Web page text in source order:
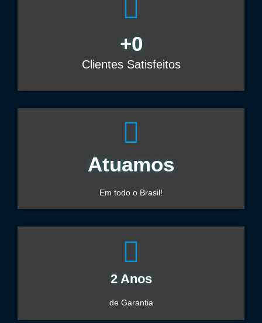
Clientes Satisfeitos
+0
Atuamos
Em todo o Brasil!
2 Anos
de Garantia